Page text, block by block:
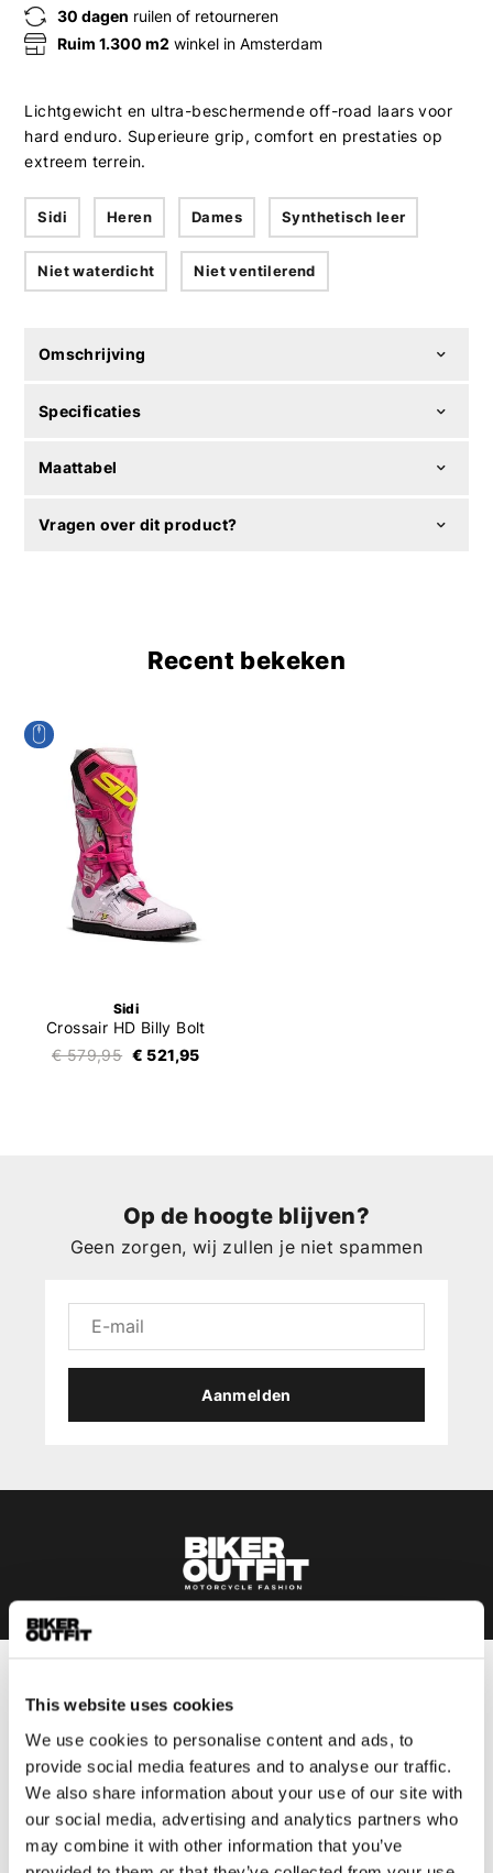
This website uses cookies
We use cookies to personalise content and ads, to
provide social media features and to analyse our traffic.
We also share information about your use of our site with
our social media, advertising and analytics partners who
may combine it with other information that you’ve
30 dagen ruilen of retourneren
Ruim 1.300 m2 winkel in Amsterdam
Lichtgewicht en ultra-beschermende off-road laars voor
hard enduro. Superieure grip, comfort en prestaties op
extreem terrein.
Sidi Heren Dames Synthetisch leer
Niet waterdicht Niet ventilerend
Omschrijving
Specificaties
Maattabel
Vragen over dit product?
Recent bekeken
Sidi
Crossair HD Billy Bolt
€ 579,95 € 521,95
Op de hoogte blijven?
Geen zorgen, wij zullen je niet spammen
Aanmelden
Heren
Motorjas heren
Motorbroek heren
Motorpak heren
Motorjeans heren